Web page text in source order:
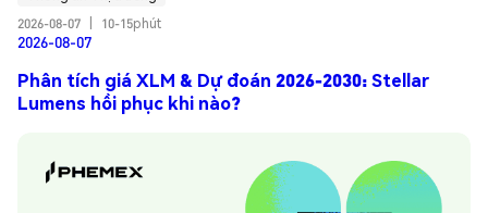
2026-08-07
10-15phút
2026-08-07
Phân tích giá XLM & Dự đoán 2026-2030: Stellar
Lumens hồi phục khi nào?